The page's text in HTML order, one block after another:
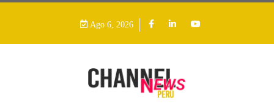
Ago 6, 2026